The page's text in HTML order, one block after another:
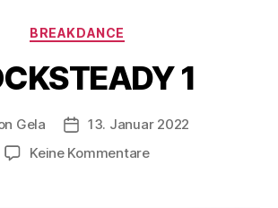
BREAKDANCE
1
Gela
13. Januar 2022
Keine Kommentare